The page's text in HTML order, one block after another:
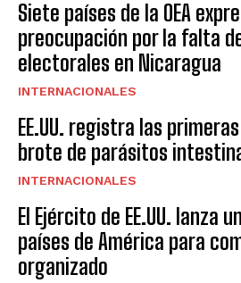
Siete países de la OEA
preocupación por la falta
electorales en Nicaragua
INTERNACIONALES
EE.UU. registra las
brote de parásitos
INTERNACIONALES
El Ejército de EE.UU. lanza
países de América para
organizado